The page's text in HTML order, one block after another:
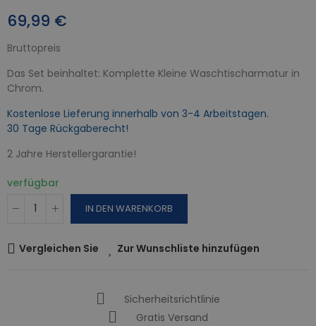
69,99 €
Bruttopreis
Das Set beinhaltet: Komplette Kleine Waschtischarmatur in
Chrom.
Kostenlose Lieferung innerhalb von 3-4 Arbeitstagen.
30 Tage Rückgaberecht!
2 Jahre Herstellergarantie!
verfügbar
IN DEN WARENKORB
Vergleichen Sie Zur Wunschliste hinzufügen
Sicherheitsrichtlinie
Gratis Versand